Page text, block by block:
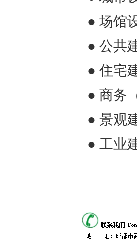
● 场馆
● 公共
● 住宅
● 商务
● 景观
● 工业